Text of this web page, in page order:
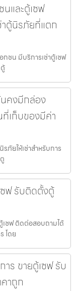
และตู้เซฟ
าตู้นิรภัยที่แตก
ชน มีบริการเช่าตู้เซฟ
คงมีกล่อง
ที่เก็บของมีค่า
ยให้เช่าสำหรับการ
ซฟ รับติดตั้งตู้
เซฟ ติดต่อสอบถามได้
โดย
ร ขายตู้เซฟ รับ
าถูก